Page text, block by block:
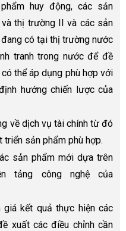
huy động, các sản
thị trường II và các sản
có tại thị trường nước
tranh trong nước để đề
thể áp dụng phù hợp với
hướng chiến lược của
về dịch vụ tài chính từ đó
sản phẩm phù hợp.
sản phẩm mới dựa trên
tảng công nghệ của
giá kết quả thực hiện các
xuất các điều chỉnh cần